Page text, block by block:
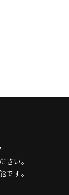
Hub
さい。
です。